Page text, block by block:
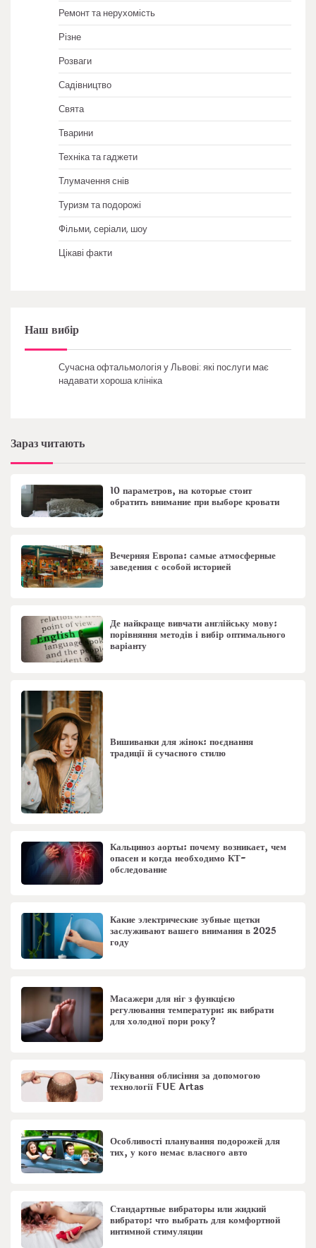
Ремонт та нерухомість
Різне
Розваги
Садівництво
Свята
Тварини
Техніка та гаджети
Тлумачення снів
Туризм та подорожі
Фільми, серіали, шоу
Цікаві факти
Наш вибір
Сучасна офтальмологія у Львові: які послуги має
надавати хороша клініка
Зараз читають
10 параметров, на которые стоит
обратить внимание при выборе кровати
Вечерняя Европа: самые атмосферные
заведения с особой историей
Де найкраще вивчати англійську мову:
порівняння методів і вибір оптимального
варіанту
Вишиванки для жінок: поєднання
традиції й сучасного стилю
Кальциноз аорты: почему возникает, чем
опасен и когда необходимо КТ-
обследование
Какие электрические зубные щетки
заслуживают вашего внимания в 2025
году
Масажери для ніг з функцією
регулювання температури: як вибрати
для холодної пори року?
Лікування облисіння за допомогою
технології FUE Artas
Особливості планування подорожей для
тих, у кого немає власного авто
Стандартные вибраторы или жидкий
вибратор: что выбрать для комфортной
интимной стимуляции